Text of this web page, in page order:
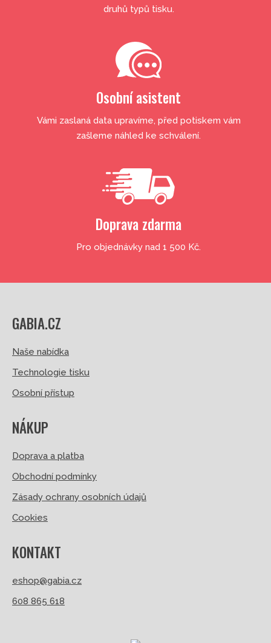
druhů typů tisku.
Osobní asistent
Vámi zaslaná data upravíme, před potiskem vám
zašleme náhled ke schválení.
Doprava zdarma
Pro objednávky nad 1 500 Kč.
GABIA.CZ
Naše nabídka
Technologie tisku
Osobní přístup
NÁKUP
Doprava a platba
Obchodní podmínky
Zásady ochrany osobních údajů
Cookies
KONTAKT
eshop@gabia.cz
608 865 618